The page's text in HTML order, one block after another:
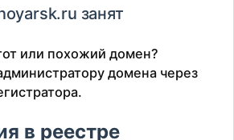
занят
или похожий домен?
домена через
в реестре